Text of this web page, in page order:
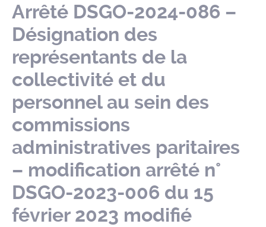
Arrêté DSGO-2024-086 –
Désignation des
représentants de la
collectivité et du
personnel au sein des
commissions
administratives paritaires
– modification arrêté n°
DSGO-2023-006 du 15
février 2023 modifié